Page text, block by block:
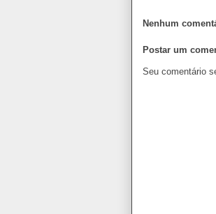
Nenhum
Postar um
Seu comentário